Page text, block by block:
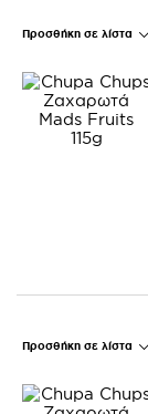
Προσθήκη σε λίστα
Προσθήκη σε λίστα